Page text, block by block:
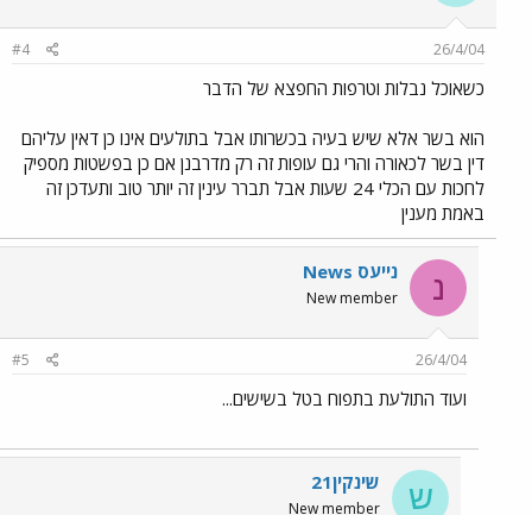
26/4/04
#4
כשאוכל נבלות וטרפות החפצא של הדבר
הוא בשר אלא שיש בעיה בכשרותו אבל בתולעים אינו כן דאין עליהם
דין בשר לכאורה והרי גם עופות זה רק מדרבנן אם כן בפשטות מספיק
לחכות עם הכלי 24 שעות אבל תברר עינין זה יותר טוב ותעדכן זה
באמת מענין
נ נייעס News
New member
26/4/04
#5
ועוד התולעת בתפוח בטל בשישים...
ש שינקין21
New member